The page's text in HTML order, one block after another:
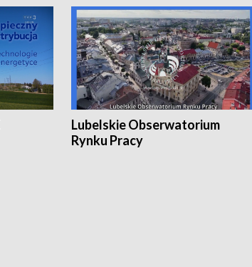
Lubelskie Obserwatorium
Rynku Pracy